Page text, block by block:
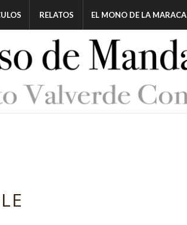
RELATOS EL MONO DE LA MARACA